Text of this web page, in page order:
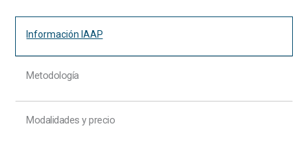
Información IAAP
Metodología
Modalidades y precio